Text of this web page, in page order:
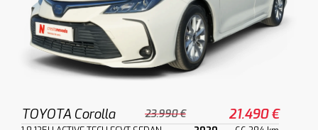
TOYOTA Corolla 23.990 € 21.490 €